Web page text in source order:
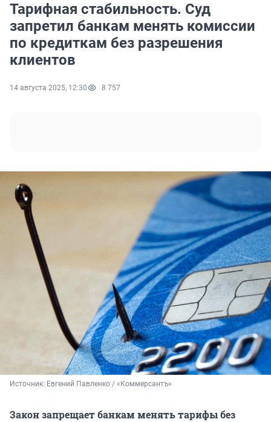
Тарифная стабильность. Суд
запретил банкам менять комиссии
по кредиткам без разрешения
клиентов
14 августа 2025, 12:30 8 757
Источник: Евгений Павленко / «Коммерсантъ»
Закон запрещает банкам менять тарифы без